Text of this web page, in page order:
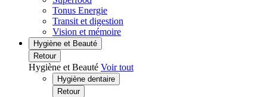
Tonus Energie
Transit et digestion
Vision et mémoire
Hygiène et Beauté
Retour
Hygiène et Beauté Voir tout
Hygiène dentaire
Retour